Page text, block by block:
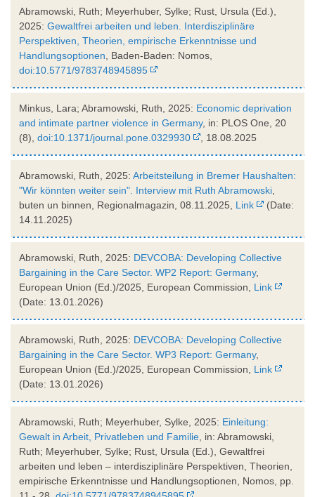
Abramowski, Ruth; Meyerhuber, Sylke; Rust, Ursula (Ed.),
2025: Gewaltfrei arbeiten und leben. Interdisziplinäre
Perspektiven, Theorien, empirische Erkenntnisse und
Handlungsoptionen , Baden-Baden: Nomos,
doi:10.5771/9783748945895
Minkus, Lara; Abramowski, Ruth, 2025: Economic deprivation
and intimate partner violence in Germany, in: PLOS One, 20
(8), doi:10.1371/journal.pone.0329930 , 18.08.2025
Abramowski, Ruth, 2025: Arbeitsteilung in Bremer Haushalten:
"Wir könnten weiter sein". Interview mit Ruth Abramowski
buten un binnen, Regionalmagazin, 08.11.2025, Link
(Date:
14.11.2025)
Abramowski, Ruth, 2025: DEVCOBA: Developing Collective
Bargaining in the Care Sector. WP2 Report: Germany,
European Union (Ed.)/2025, European Commission, Link
(Date: 13.01.2026)
Abramowski, Ruth, 2025: DEVCOBA: Developing Collective
Bargaining in the Care Sector. WP3 Report: Germany,
European Union (Ed.)/2025, European Commission, Link
(Date: 13.01.2026)
Abramowski, Ruth; Meyerhuber, Sylke, 2025: Einleitung:
Gewalt in Arbeit, Privatleben und Familie , in: Abramowski,
Ruth; Meyerhuber, Sylke; Rust, Ursula (Ed.), Gewaltfrei
arbeiten und leben – interdisziplinäre Perspektiven, Theorien,
empirische Erkenntnisse und Handlungsoptionen, Nomos, pp.